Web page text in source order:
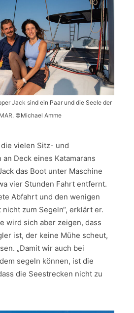
Jack sind ein Paar und die Seele der
©Michael Amme
vielen Sitz- und
Deck eines Katamarans
das Boot unter Maschine
vier Stunden Fahrt entfernt.
Abfahrt und den wenigen
zum Segeln“, erklärt er.
wird sich aber zeigen, dass
ist, der keine Mühe scheut,
„Damit wir auch bei
segeln können, ist die
die Seestrecken nicht zu